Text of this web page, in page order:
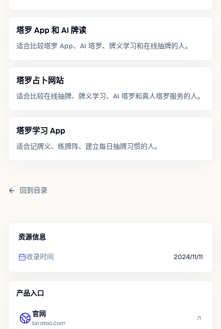
塔罗 App 和 AI 牌读
适合比较塔罗 App、AI 塔罗、牌义学习和在线抽牌的人。
塔罗占卜网站
适合比较在线抽牌、牌义学习、AI 塔罗和真人塔罗服务的人。
塔罗学习 App
适合记牌义、练牌阵、建立每日抽牌习惯的人。
回到目录
资源信息
收录时间 2024/11/11
产品入口
官网
tarotoo.com